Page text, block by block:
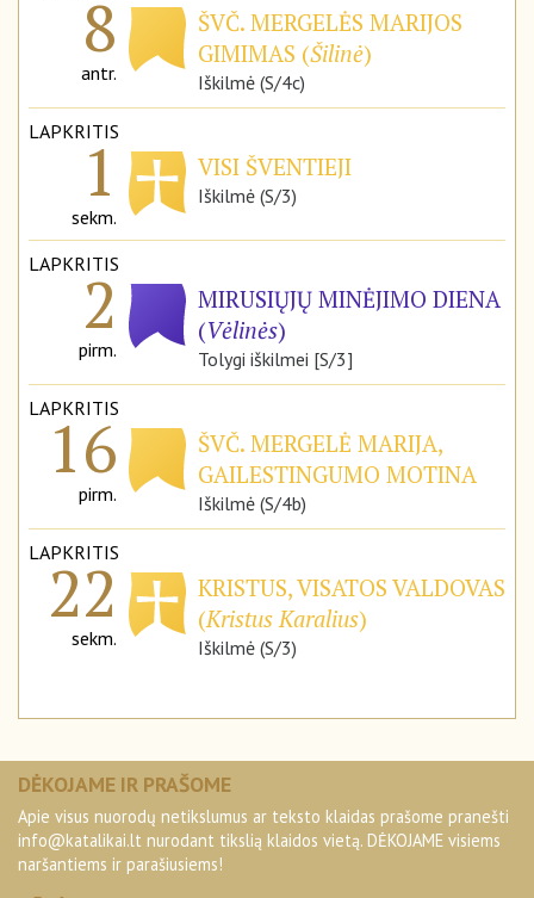
8
antr.
ŠVČ. MERGELĖS MARIJOS
GIMIMAS (Šilinė)
Iškilmė (S/4c)
LAPKRITIS
1
sekm.
VISI ŠVENTIEJI
Iškilmė (S/3)
LAPKRITIS
2
pirm.
MIRUSIŲJŲ MINĖJIMO DIENA
(Vėlinės)
Tolygi iškilmei [S/3]
LAPKRITIS
16
pirm.
ŠVČ. MERGELĖ MARIJA,
GAILESTINGUMO MOTINA
Iškilmė (S/4b)
LAPKRITIS
22
sekm.
KRISTUS, VISATOS VALDOVAS
(Kristus Karalius)
Iškilmė (S/3)
DĖKOJAME IR PRAŠOME
Apie visus nuorodų netikslumus ar teksto klaidas prašome pranešti
info@katalikai.lt nurodant tikslią klaidos vietą. DĖKOJAME visiems
naršantiems ir parašiusiems!